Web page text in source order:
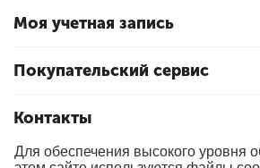
Моя учетная запись
Покупательский сервис
Контакты
Для обеспечения высокого уровня